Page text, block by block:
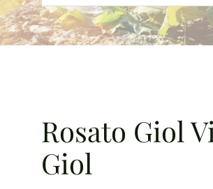
Rosato Giol
Giol